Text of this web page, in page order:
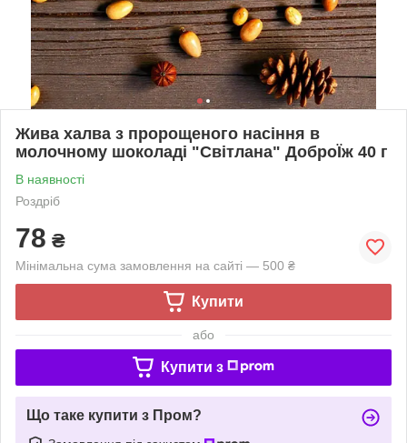
Жива халва з пророщеного насіння в
молочному шоколаді "Світлана" ДоброЇж 40 г
В наявності
Роздріб
78 ₴
Мінімальна сума замовлення на сайті — 500 ₴
Купити
або
Купити з
Що таке купити з Пром?